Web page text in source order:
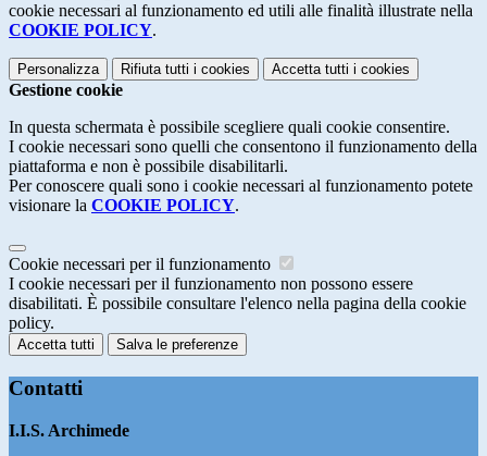
cookie necessari al funzionamento ed utili alle finalità illustrate nella
COOKIE POLICY.
Personalizza Rifiuta tutti i cookies Accetta tutti i cookies
Gestione cookie
In questa schermata è possibile scegliere quali cookie consentire.
I cookie necessari sono quelli che consentono il funzionamento della
piattaforma e non è possibile disabilitarli.
Per conoscere quali sono i cookie necessari al funzionamento potete
visionare la COOKIE POLICY.
Cookie necessari per il funzionamento
I cookie necessari per il funzionamento non possono essere
disabilitati. È possibile consultare l'elenco nella pagina della cookie
policy.
Accetta tutti Salva le preferenze
Contatti
I.I.S. Archimede